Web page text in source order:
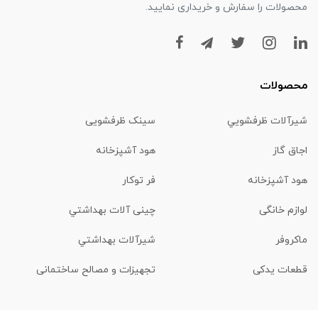
محصولات را سفارش و خریداری نمایید.
محصولات
شیرآلات ظرفشويي سینک ظرفشویی
اجاق گاز هود آشپزخانه
هود آشپزخانه فر توکار
لوازم خانگی چینی آلات بهداشتي
ماكروفر شیرآلات بهداشتي
قطعات یدکی تجهیزات و مصالح ساختمانی